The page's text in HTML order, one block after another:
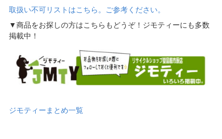
取扱い不可リストはこちら。ご参考ください。
▼商品をお探しの方はこちらもどうぞ！ジモティーにも多数
掲載中！
ジモティーまとめ一覧